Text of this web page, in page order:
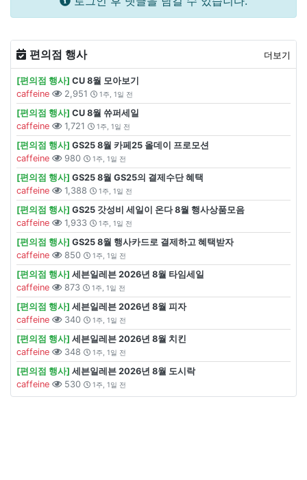
편의점 행사 더보기
[편의점 행사] CU 8월 모아보기
caffeine
2,951 1주, 1일 전
[편의점 행사] CU 8월 쓔퍼세일
caffeine
1,721 1주, 1일 전
[편의점 행사] GS25 8월 카페25 올데이 프로모션
caffeine
980 1주, 1일 전
[편의점 행사] GS25 8월 GS25의 결제수단 혜택
caffeine
1,388 1주, 1일 전
[편의점 행사] GS25 갓성비 세일이 온다 8월 행사상품모음
caffeine
1,933 1주, 1일 전
[편의점 행사] GS25 8월 행사카드로 결제하고 혜택받자
caffeine
850 1주, 1일 전
[편의점 행사] 세븐일레븐 2026년 8월 타임세일
caffeine
873 1주, 1일 전
[편의점 행사] 세븐일레븐 2026년 8월 피자
caffeine
340 1주, 1일 전
[편의점 행사] 세븐일레븐 2026년 8월 치킨
caffeine
348 1주, 1일 전
[편의점 행사] 세븐일레븐 2026년 8월 도시락
caffeine
530 1주, 1일 전